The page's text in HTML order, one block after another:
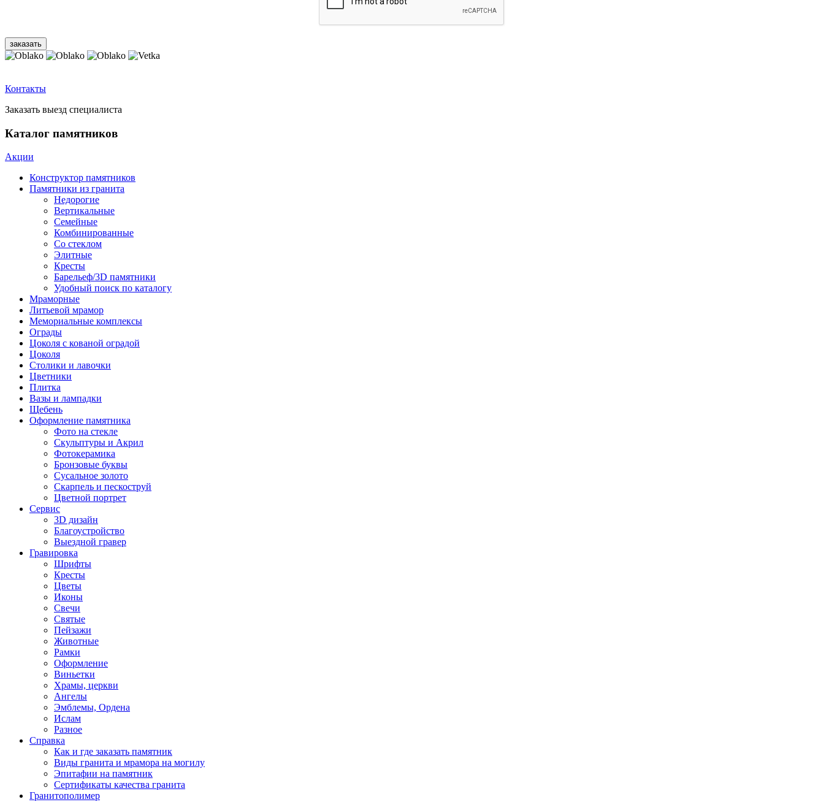
Контакты
Заказать выезд специалиста
Каталог памятников
Акции
Конструктор памятников
Памятники из гранита
Недорогие
Вертикальные
Семейные
Комбинированные
Со стеклом
Элитные
Кресты
Барельеф/3D памятники
Удобный поиск по каталогу
Мраморные
Литьевой мрамор
Мемориальные комплексы
Ограды
Цоколя с кованой оградой
Цоколя
Столики и лавочки
Цветники
Плитка
Вазы и лампадки
Щебень
Оформление памятника
Фото на стекле
Скульптуры и Акрил
Фотокерамика
Бронзовые буквы
Сусальное золото
Скарпель и пескоструй
Цветной портрет
Сервис
3D дизайн
Благоустройство
Выездной гравер
Гравировка
Шрифты
Кресты
Цветы
Иконы
Свечи
Святые
Пейзажи
Животные
Рамки
Оформление
Виньетки
Храмы, церкви
Ангелы
Эмблемы, Ордена
Ислам
Разное
Справка
Как и где заказать памятник
Виды гранита и мрамора на могилу
Эпитафии на памятник
Сертификаты качества гранита
Гранитополимер